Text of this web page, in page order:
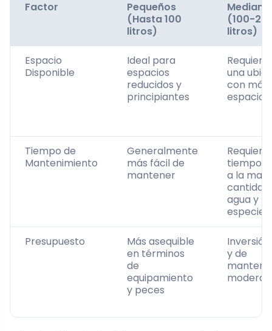
Factor
Pequeños
(Hasta 100
litros)
(100-
litros)
Espacio
Disponible
Ideal para
espacios
reducidos y
principiantes
Requiere
una
con más
espacio
Tiempo de
Mantenimiento
Generalmente
más fácil de
mantener
tiempo
a la
cantidad
agua y
especies
Presupuesto
Más asequible
en términos
de
equipamiento
y peces
y de